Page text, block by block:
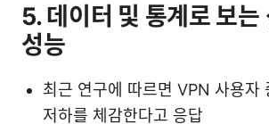
5. 데이터 및 통계로 보는
성능
최근 연구에 따르면 VPN 사용자
저하를 체감한다고 응답